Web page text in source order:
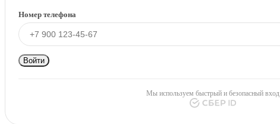
Номер телефона
Войти
Мы используем быстрый и безопасный вход